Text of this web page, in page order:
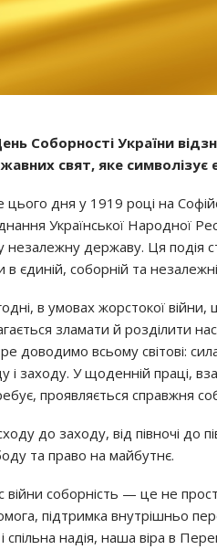
Соборності України
свят, яке символізує
цього дня у 1919 році на
Української Народної
незалежну державу. Ця подія
в єдиній, соборній та
в умовах жорстокої
зламати й розділити
доводимо всьому світові:
і заходу. У щоденній праці,
проявляється справжня
до заходу, від півночі
та право на майбутнє.
війни соборність — це не
підтримка внутрішньо
і спільна надія, наша віра в